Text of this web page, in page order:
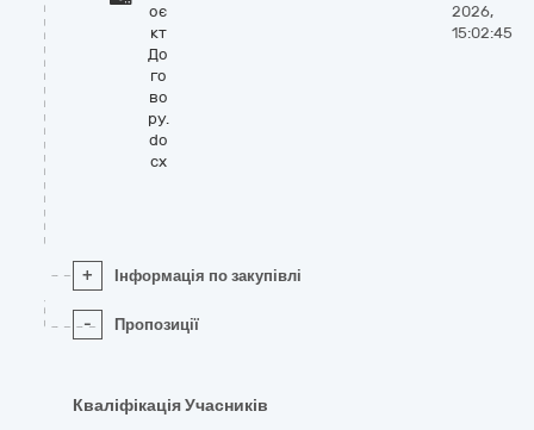
оє
кт
До
го
во
ру.
do
cx
2026,
15:02:45
+ Інформація по закупівлі
- Пропозиції
Кваліфікація Учасників